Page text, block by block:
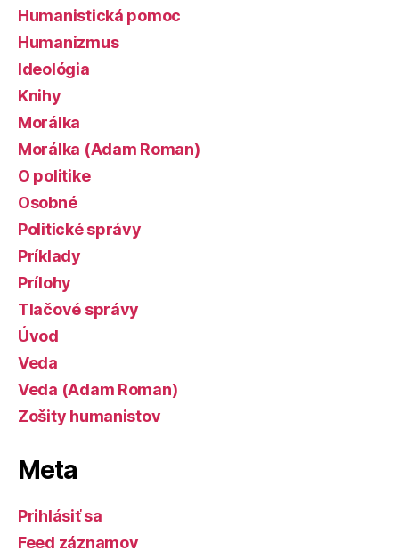
Humanistická pomoc
Humanizmus
Ideológia
Knihy
Morálka
Morálka (Adam Roman)
O politike
Osobné
Politické správy
Príklady
Prílohy
Tlačové správy
Úvod
Veda
Veda (Adam Roman)
Zošity humanistov
Meta
Prihlásiť sa
Feed záznamov